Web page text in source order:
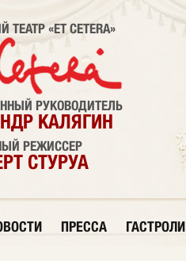
«ET CETERA»
РУКОВОДИТЕЛЬ
КАЛЯГИН
РЕЖИССЕР
СТУРУА
ПРЕССА ГАСТРОЛИ